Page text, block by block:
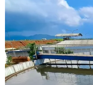
suy yếu là những
suy giảm.